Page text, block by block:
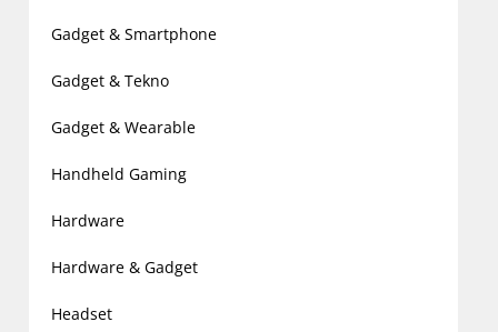
Gadget & Smartphone
Gadget & Tekno
Gadget & Wearable
Handheld Gaming
Hardware
Hardware & Gadget
Headset